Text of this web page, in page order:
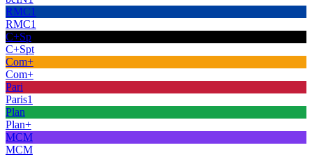
RMC1
RMC1
C+Sp
C+Spt
Com+
Com+
Pari
Paris1
Plan
Plan+
MCM
MCM